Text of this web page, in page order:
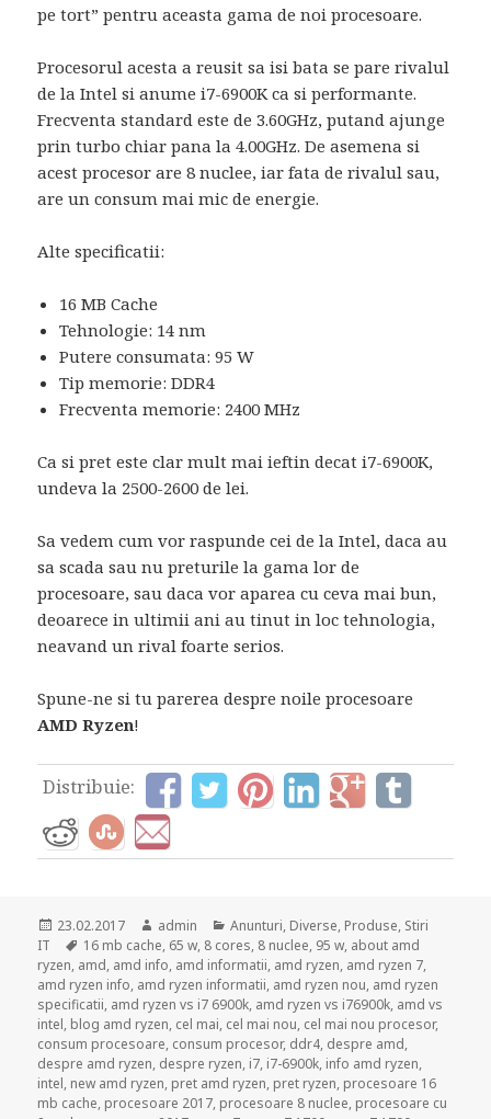
pe tort” pentru aceasta gama de noi procesoare.
Procesorul acesta a reusit sa isi bata se pare rivalul
de la Intel si anume i7-6900K ca si performante.
Frecventa standard este de 3.60GHz, putand ajunge
prin turbo chiar pana la 4.00GHz. De asemena si
acest procesor are 8 nuclee, iar fata de rivalul sau,
are un consum mai mic de energie.
Alte specificatii:
16 MB Cache
Tehnologie: 14 nm
Putere consumata: 95 W
Tip memorie: DDR4
Frecventa memorie: 2400 MHz
Ca si pret este clar mult mai ieftin decat i7-6900K,
undeva la 2500-2600 de lei.
Sa vedem cum vor raspunde cei de la Intel, daca au
sa scada sau nu preturile la gama lor de
procesoare, sau daca vor aparea cu ceva mai bun,
deoarece in ultimii ani au tinut in loc tehnologia,
neavand un rival foarte serios.
Spune-ne si tu parerea despre noile procesoare
AMD Ryzen!
Distribuie:
Posted
on
23.02.2017 Author
admin Categories
Anunturi, Diverse, Produse, Stiri
IT
Tags
16 mb cache, 65 w, 8 cores, 8 nuclee, 95 w, about amd
ryzen, amd, amd info, amd informatii, amd ryzen, amd ryzen 7,
amd ryzen info, amd ryzen informatii, amd ryzen nou, amd ryzen
specificatii, amd ryzen vs i7 6900k, amd ryzen vs i76900k, amd vs
intel, blog amd ryzen, cel mai, cel mai nou, cel mai nou procesor,
consum procesoare, consum procesor, ddr4, despre amd,
despre amd ryzen, despre ryzen, i7, i7-6900k, info amd ryzen,
intel, new amd ryzen, pret amd ryzen, pret ryzen, procesoare 16
mb cache, procesoare 2017, procesoare 8 nuclee, procesoare cu